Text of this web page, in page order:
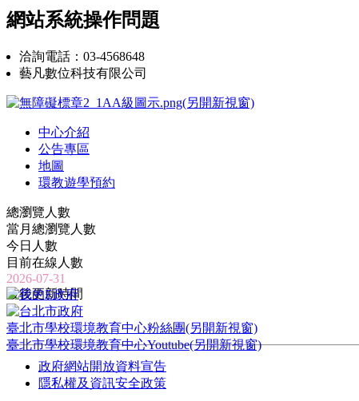
網站系統操作問題
洽詢電話：03-4568648
藝凡數位科技有限公司
中心介紹
公告專區
地圖
環教遊學預約
總瀏覽人數
當月總瀏覽人數
今日人數
目前在線人數
2026-07-31
最後更新時間
臺北市學校環境教育中心粉絲團(另開新視窗)
臺北市學校環境教育中心Youtube(另開新視窗)
政府網站開放資料宣告
隱私權及資訊安全政策